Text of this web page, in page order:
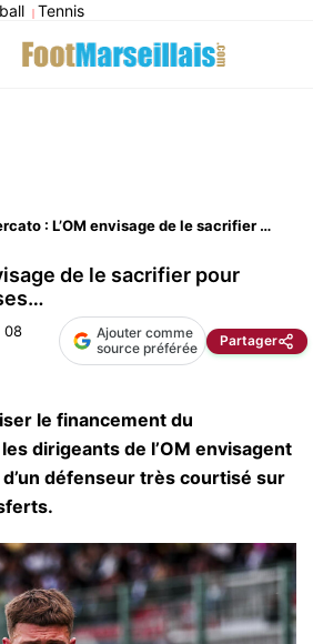
| Tennis
Mercato : L’OM envisage de le sacrifier pour renflouer ses caisses…
de le sacrifier pour
08
Ajouter comme
source préférée
Partager
le financement du
dirigeants de l’OM envisagent
défenseur très courtisé sur